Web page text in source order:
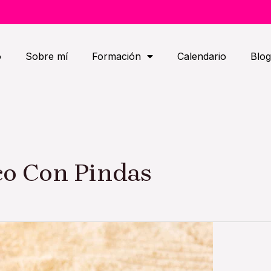
Sobre mí Formación Calendario Blog
Con Pindas